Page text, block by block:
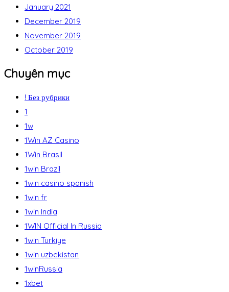
January 2021
December 2019
November 2019
October 2019
Chuyên mục
! Без рубрики
1
1w
1Win AZ Casino
1Win Brasil
1win Brazil
1win casino spanish
1win fr
1win India
1WIN Official In Russia
1win Turkiye
1win uzbekistan
1winRussia
1xbet